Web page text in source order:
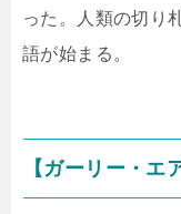
った。人類の切り
語が始まる。
【ガーリー・エ